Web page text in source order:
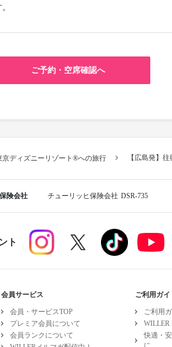
ご予約・空席確認へ
京ディズニーリゾート®への旅行 【広島発】
険会社 チューリッヒ保険会社 DSR-735
ト
会員サービス
会員・サービスTOP
プレミア会員について
会員ランクについて
ご利用ガイ
ご利用
WILLER
快適・
に